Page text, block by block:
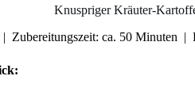
Knuspriger Kräuter-
Zubereitungszeit: ca. 50 Minuten |